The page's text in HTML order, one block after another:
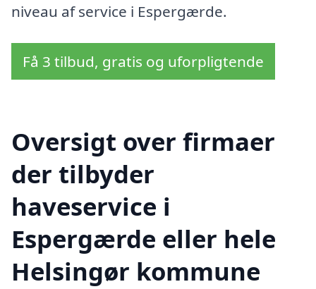
niveau af service i Espergærde.
Få 3 tilbud, gratis og uforpligtende
Oversigt over firmaer
der tilbyder
haveservice i
Espergærde eller hele
Helsingør kommune